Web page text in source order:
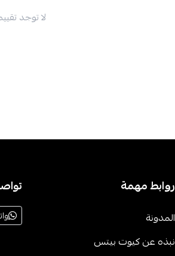
لا توجد
روابط مهمة
المدونة
نبذه عن كيوت بيتس